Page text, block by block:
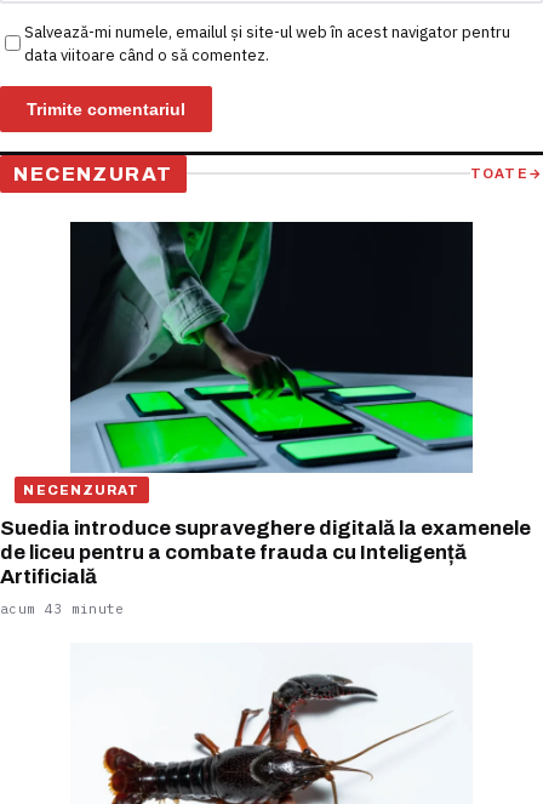
Salvează-mi numele, emailul și site-ul web în acest navigator pentru
data viitoare când o să comentez.
NECENZURAT TOATE →
NECENZURAT
Suedia introduce supraveghere digitală la examenele
de liceu pentru a combate frauda cu Inteligență
Artificială
acum 43 minute